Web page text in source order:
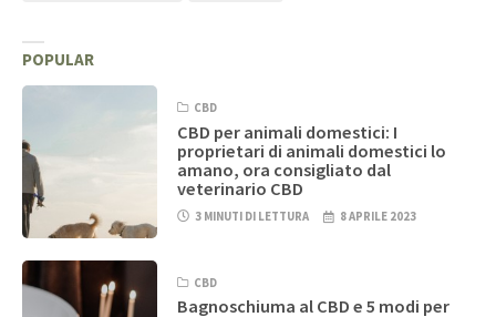
POPULAR
CBD
CBD per animali domestici: I
proprietari di animali domestici lo
amano, ora consigliato dal
veterinario CBD
3 MINUTI DI LETTURA 8 APRILE 2023
CBD
Bagnoschiuma al CBD e 5 modi per